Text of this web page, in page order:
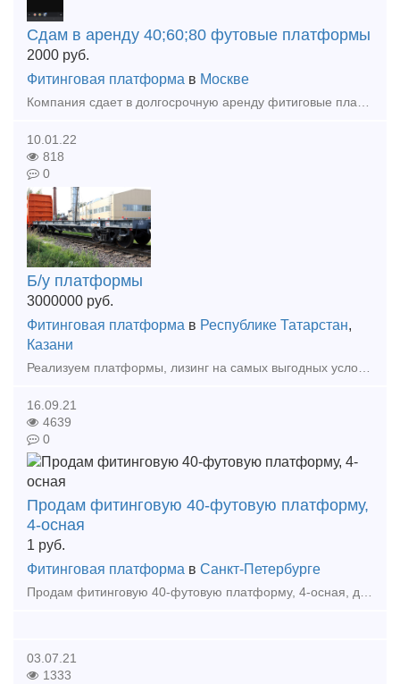
Сдам в аренду 40;60;80 футовые платформы
2000 руб.
Фитинговая платформа в Москве
10.01.22
818
0
Б/у платформы
3000000 руб.
Фитинговая платформа в Республике Татарстан,
Казани
16.09.21
4639
0
Продам фитинговую 40-футовую платформу,
4-осная
1 руб.
Фитинговая платформа в Санкт-Петербурге
03.07.21
1333